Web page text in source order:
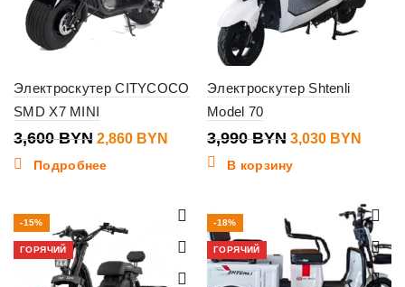
Электроскутер СITYCOCO
SMD X7 MINI
3,600BYN 2,860 BYN
Подробнее
Электроскутер Shtenli
Model 70
3,990BYN 3,030 BYN
В корзину
-15%
ГОРЯЧИЙ
-18%
ГОРЯЧИЙ